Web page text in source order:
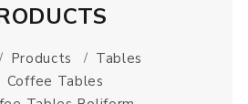
Products
Tables
Coffee Tables